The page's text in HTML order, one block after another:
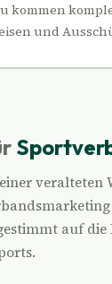
kommen
und
veralteten
auf die